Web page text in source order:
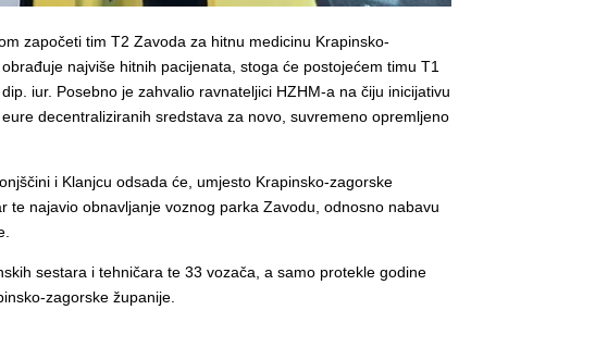
započeti tim T2 Zavoda za hitnu medicinu Krapinsko-
najviše hitnih pacijenata, stoga će postojećem timu T1
iur. Posebno je zahvalio ravnateljici HZHM-a na čiju inicijativu
decentraliziranih sredstava za novo, suvremeno opremljeno
i Klanjcu odsada će, umjesto Krapinsko-zagorske
najavio obnavljanje voznog parka Zavodu, odnosno nabavu
sestara i tehničara te 33 vozača, a samo protekle godine
zagorske županije.